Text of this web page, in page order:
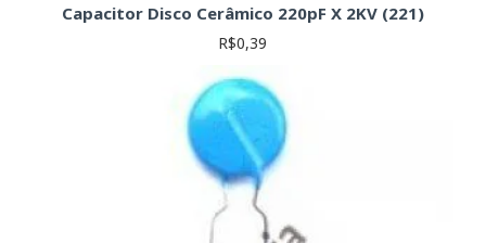
Capacitor Disco Cerâmico 220pF X 2KV (221)
R$0,39